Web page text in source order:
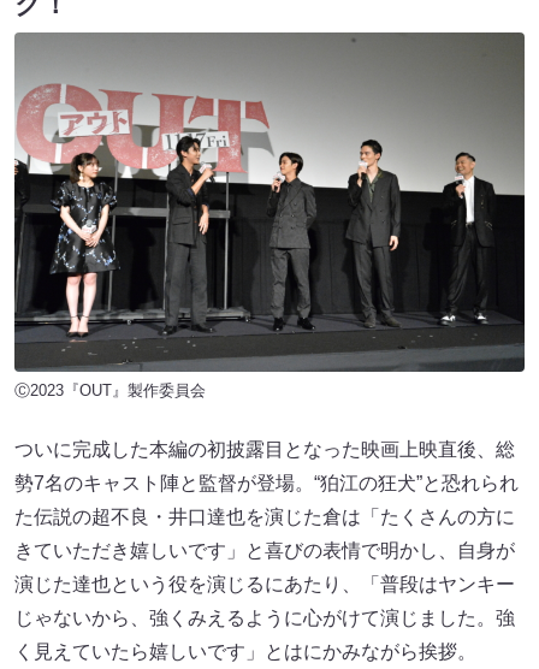
Ⓒ2023『OUT』製作委員会
ついに完成した本編の初披露目となった映画上映直後、総
勢7名のキャスト陣と監督が登場。“狛江の狂犬”と恐れられ
た伝説の超不良・井口達也を演じた倉は「たくさんの方に
きていただき嬉しいです」と喜びの表情で明かし、自身が
演じた達也という役を演じるにあたり、「普段はヤンキー
じゃないから、強くみえるように心がけて演じました。強
く見えていたら嬉しいです」とはにかみながら挨拶。